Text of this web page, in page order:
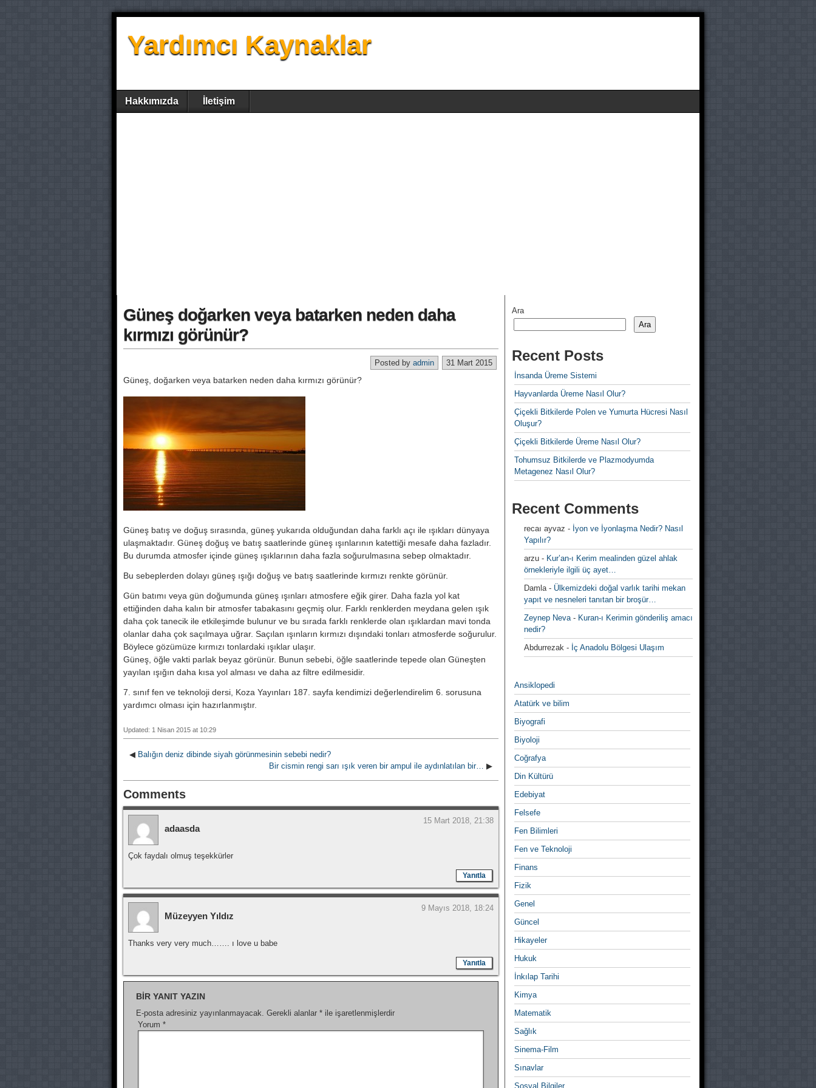
Yardımcı Kaynaklar
Hakkımızda İletişim
Güneş doğarken veya batarken neden daha
kırmızı görünür?
31 Mart 2015
Posted by admin
Güneş, doğarken veya batarken neden daha kırmızı görünür?
Güneş batış ve doğuş sırasında, güneş yukarıda olduğundan daha farklı açı ile ışıkları dünyaya
ulaşmaktadır. Güneş doğuş ve batış saatlerinde güneş ışınlarının katettiği mesafe daha fazladır.
Bu durumda atmosfer içinde güneş ışıklarının daha fazla soğurulmasına sebep olmaktadır.
Bu sebeplerden dolayı güneş ışığı doğuş ve batış saatlerinde kırmızı renkte görünür.
Gün batımı veya gün doğumunda güneş ışınları atmosfere eğik girer. Daha fazla yol kat
ettiğinden daha kalın bir atmosfer tabakasını geçmiş olur. Farklı renklerden meydana gelen ışık
daha çok tanecik ile etkileşimde bulunur ve bu sırada farklı renklerde olan ışıklardan mavi tonda
olanlar daha çok saçılmaya uğrar. Saçılan ışınların kırmızı dışındaki tonları atmosferde soğurulur.
Böylece gözümüze kırmızı tonlardaki ışıklar ulaşır.
Güneş, öğle vakti parlak beyaz görünür. Bunun sebebi, öğle saatlerinde tepede olan Güneşten
yayılan ışığın daha kısa yol alması ve daha az filtre edilmesidir.
7. sınıf fen ve teknoloji dersi, Koza Yayınları 187. sayfa kendimizi değerlendirelim 6. sorusuna
yardımcı olması için hazırlanmıştır.
Updated: 1 Nisan 2015 at 10:29
◀ Balığın deniz dibinde siyah görünmesinin sebebi nedir?
Bir cismin rengi sarı ışık veren bir ampul ile aydınlatılan bir… ▶
Comments
adaasda
15 Mart 2018, 21:38
Çok faydalı olmuş teşekkürler
Yanıtla
Müzeyyen Yıldız
9 Mayıs 2018, 18:24
Thanks very very much……. ı love u babe
Yanıtla
BIR YANIT YAZIN
E-posta adresiniz yayınlanmayacak. Gerekli alanlar * ile işaretlenmişlerdir
Yorum *
Ara
Ara
Recent Posts
İnsanda Üreme Sistemi
Hayvanlarda Üreme Nasıl Olur?
Çiçekli Bitkilerde Polen ve Yumurta Hücresi Nasıl
Oluşur?
Çiçekli Bitkilerde Üreme Nasıl Olur?
Tohumsuz Bitkilerde ve Plazmodyumda
Metagenez Nasıl Olur?
Recent Comments
recaı ayvaz - İyon ve İyonlaşma Nedir? Nasıl
Yapılır?
arzu - Kur’an-ı Kerim mealinden güzel ahlak
örnekleriyle ilgili üç ayet…
Damla- Ülkemizdeki doğal varlık tarihi mekan
yapıt ve nesneleri tanıtan bir broşür…
Zeynep Neva- Kuran-ı Kerimin gönderiliş amacı
nedir?
Abdurrezak - İç Anadolu Bölgesi Ulaşım
Ansiklopedi
Atatürk ve bilim
Biyografi
Biyoloji
Coğrafya
Din Kültürü
Edebiyat
Felsefe
Fen Bilimleri
Fen ve Teknoloji
Finans
Fizik
Genel
Güncel
Hikayeler
Hukuk
İnkılap Tarihi
Kimya
Matematik
Sağlık
Sinema-Film
Sınavlar
Sosyal Bilgiler